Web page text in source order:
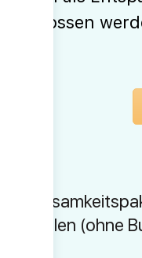
genossen
Schulen (ohne